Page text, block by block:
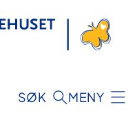
SØK MENY